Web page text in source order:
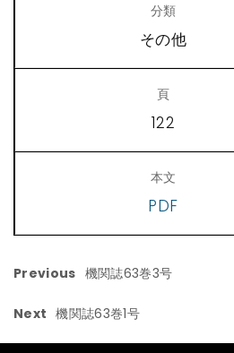
その他
122
PDF
Previous 機関誌63巻3号
Next 機関誌63巻1号